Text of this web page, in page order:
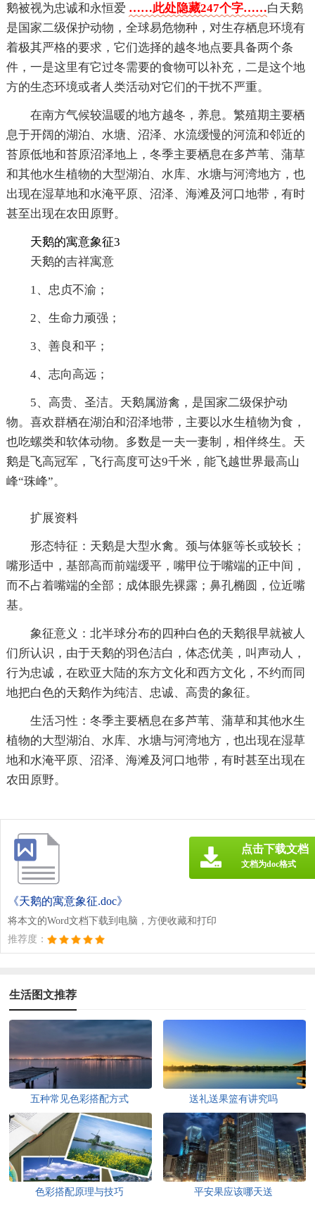
鹅被视为忠诚和永恒爱 ……此处隐藏247个字……白天鹅
是国家二级保护动物，全球易危物种，对生存栖息环境有
着极其严格的要求，它们选择的越冬地点要具备两个条
件，一是这里有它过冬需要的食物可以补充，二是这个地
方的生态环境或者人类活动对它们的干扰不严重。
在南方气候较温暖的地方越冬，养息。繁殖期主要栖
息于开阔的湖泊、水塘、沼泽、水流缓慢的河流和邻近的
苔原低地和苔原沼泽地上，冬季主要栖息在多芦苇、蒲草
和其他水生植物的大型湖泊、水库、水塘与河湾地方，也
出现在湿草地和水淹平原、沼泽、海滩及河口地带，有时
甚至出现在农田原野。
天鹅的寓意象征3
天鹅的吉祥寓意
1、忠贞不渝；
2、生命力顽强；
3、善良和平；
4、志向高远；
5、高贵、圣洁。天鹅属游禽，是国家二级保护动
物。喜欢群栖在湖泊和沼泽地带，主要以水生植物为食，
也吃螺类和软体动物。多数是一夫一妻制，相伴终生。天
鹅是飞高冠军，飞行高度可达9千米，能飞越世界最高山
峰“珠峰”。
扩展资料
形态特征：天鹅是大型水禽。颈与体躯等长或较长；
嘴形适中，基部高而前端缓平，嘴甲位于嘴端的正中间，
而不占着嘴端的全部；成体眼先裸露；鼻孔椭圆，位近嘴
基。
象征意义：北半球分布的四种白色的天鹅很早就被人
们所认识，由于天鹅的羽色洁白，体态优美，叫声动人，
行为忠诚，在欧亚大陆的东方文化和西方文化，不约而同
地把白色的天鹅作为纯洁、忠诚、高贵的象征。
生活习性：冬季主要栖息在多芦苇、蒲草和其他水生
植物的大型湖泊、水库、水塘与河湾地方，也出现在湿草
地和水淹平原、沼泽、海滩及河口地带，有时甚至出现在
农田原野。
《天鹅的寓意象征.doc》
将本文的Word文档下载到电脑，方便收藏和打印
推荐度：
点击下载文档
文档为doc格式
生活图文推荐
五种常见色彩搭配方式 送礼送果篮有讲究吗
色彩搭配原理与技巧 平安果应该哪天送